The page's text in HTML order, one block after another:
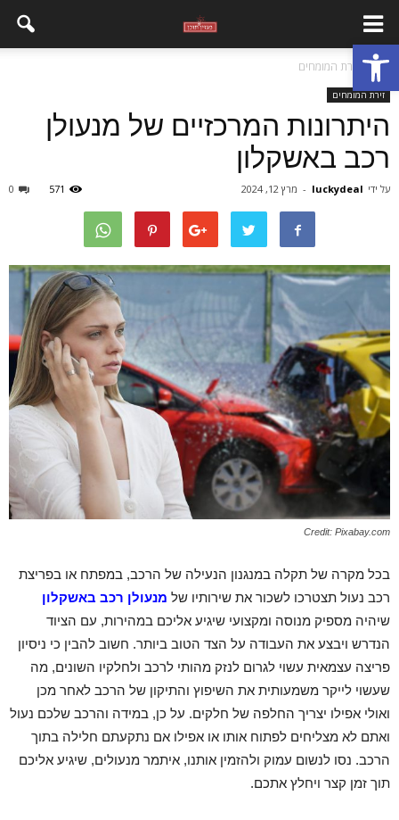
פתח סרגל נגישות
בית זירת המומחים
זירת המומחים
היתרונות המרכזיים של מנעולן
רכב באשקלון
על ידי luckydeal
- מרץ 12, 2024 0 571
Credit: Pixabay.com
בכל מקרה של תקלה במנגנון הנעילה של הרכב, במפתח או בפריצת
רכב נעול תצטרכו לשכור את שירותיו של מנעולן רכב באשקלון
שיהיה מספיק מנוסה ומקצועי שיגיע אליכם במהירות, עם הציוד
הנדרש ויבצע את העבודה על הצד הטוב ביותר. חשוב להבין כי ניסיון
פריצה עצמאית עשוי לגרום לנזק מהותי לרכב ולחלקיו השונים, מה
שעשוי לייקר משמעותית את השיפוץ והתיקון של הרכב לאחר מכן
ואולי אפילו יצריך החלפה של חלקים. על כן, במידה והרכב שלכם נעול
ואתם לא מצליחים לפתוח אותו או אפילו אם נתקעתם חלילה בתוך
הרכב. נסו לנשום עמוק ולהזמין אותנו, איתמר מנעולים, שיגיע אליכם
תוך זמן קצר ויחלץ אתכם.